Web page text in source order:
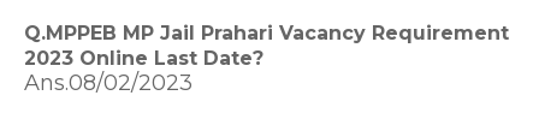
Q.MPPEB MP Jail Prahari Vacancy Requirement
2023 Online Last Date?
Ans.08/02/2023